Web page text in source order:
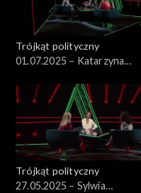
Trójkąt polityczny
01.07.2025 – Katarzyna
Trójkąt polityczny
27.05.2025 – Sylwia